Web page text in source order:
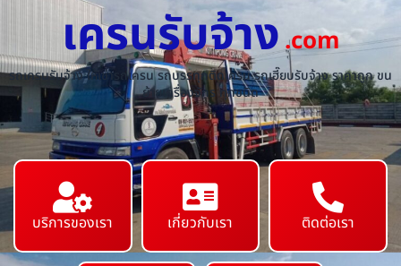
เครนรับจ้าง.com
รถเครนรับจ้าง ให้เช่ารถเครน รถบรรทุกติดเครน รถเฮี๊ยบรับจ้าง ราคาถูก ขน
ย้ายเครื่องจักร ทุกชนิด
บริการของเรา เกี่ยวกับเรา ติดต่อเรา